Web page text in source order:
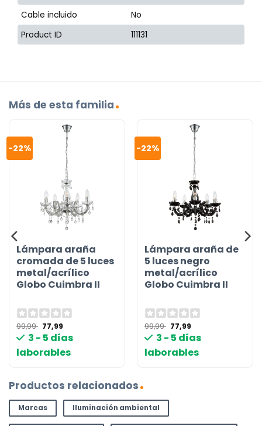
Cable incluido
No
Product ID
111131
Más de esta familia
-22%
Lámpara araña
cromada de 5 luces
metal/acrílico
Globo Cuimbra II
99,99 El
precio
original
era:
99,99 €.
77,99
actual
77,99 €.
3 - 5 días
laborables
-22%
Lámpara araña de
5 luces negro
metal/acrílico
Globo Cuimbra II
99,99 El
precio
original
era:
99,99 €.
77,99
actual
77,99 €.
3 - 5 días
laborables
Productos relacionados
Marcas Iluminación ambiental